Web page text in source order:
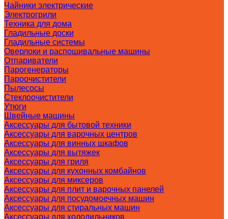
Чайники электрические
Электрогрили
Техника для дома
Гладильные доски
Гладильные системы
Оверлоки и распошивальные машины
Отпариватели
Парогенераторы
Пароочистители
Пылесосы
Стеклоочистители
Утюги
Швейные машины
Аксессуары для бытовой техники
Аксессуары для варочных центров
Аксессуары для винных шкафов
Аксессуары для вытяжек
Аксессуары для гриля
Аксессуары для кухонных комбайнов
Аксессуары для миксеров
Аксессуары для плит и варочных панелей
Аксессуары для посудомоечных машин
Аксессуары для стиральных машин
Аксессуары для холодильников